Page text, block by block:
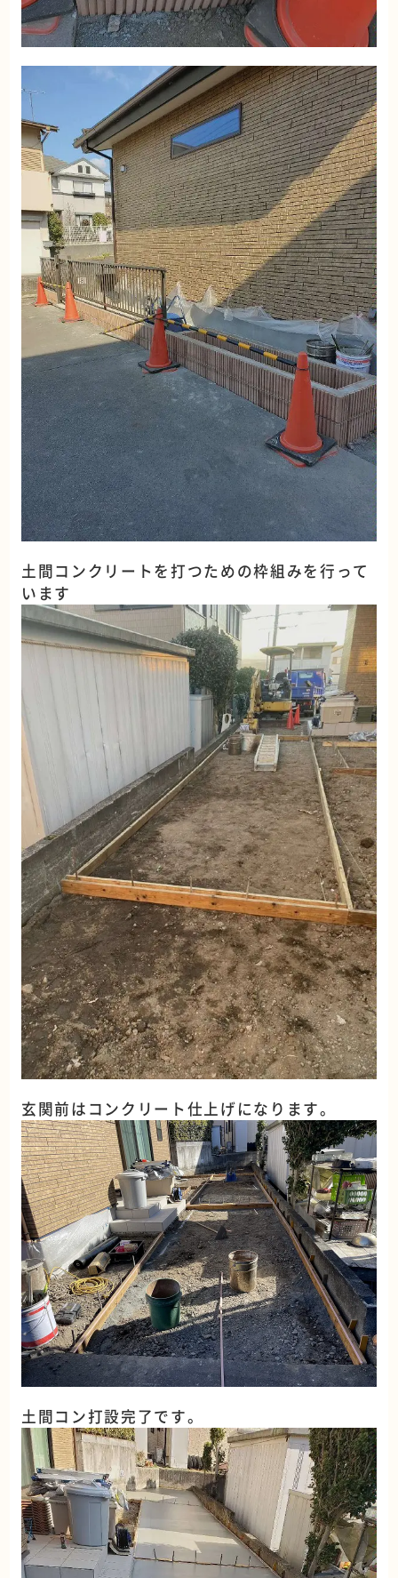
土間コンクリートを打つための枠組みを行って
います
玄関前はコンクリート仕上げになります。
土間コン打設完了です。